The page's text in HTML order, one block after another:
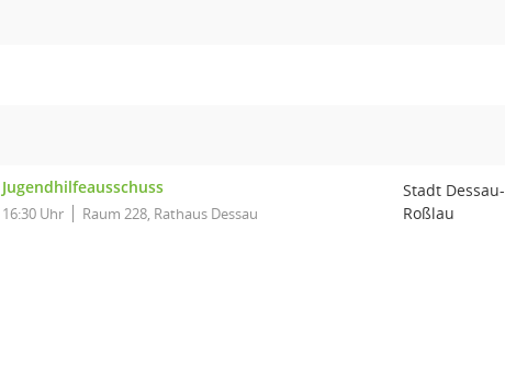
Jugendhilfeausschuss
16:30 Uhr Raum 228, Rathaus Dessau
Stadt Dessau-
Roßlau